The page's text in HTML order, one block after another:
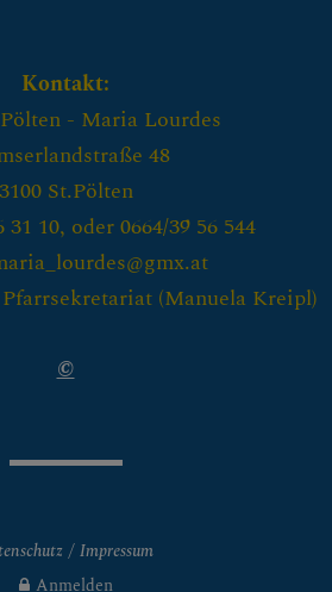
Kontakt:
- Maria Lourdes
48
3100 St.Pölten
31 10, oder 0664/39 56 544
(Manuela Kreipl)
©
Impressum
Anmelden